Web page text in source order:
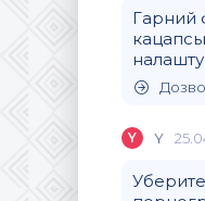
Гарний
Y Y